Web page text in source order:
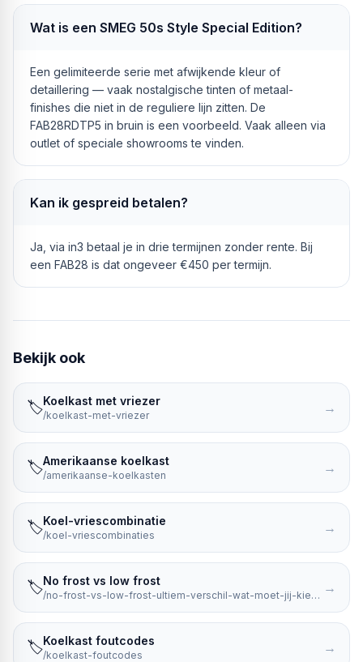
Wat is een SMEG 50s Style Special Edition?
Een gelimiteerde serie met afwijkende kleur of
detaillering — vaak nostalgische tinten of metaal-
finishes die niet in de reguliere lijn zitten. De
FAB28RDTP5 in bruin is een voorbeeld. Vaak alleen via
outlet of speciale showrooms te vinden.
Kan ik gespreid betalen?
Ja, via in3 betaal je in drie termijnen zonder rente. Bij
een FAB28 is dat ongeveer €450 per termijn.
Bekijk ook
🏷️Koelkast met vriezer
/koelkast-met-vriezer →
🏷️Amerikaanse koelkast
/amerikaanse-koelkasten →
🏷️Koel-vriescombinatie
/koel-vriescombinaties →
🏷️No frost vs low frost
/no-frost-vs-low-frost-ultiem-verschil-wat-moet-jij-kiezen →
🏷️Koelkast foutcodes
/koelkast-foutcodes →